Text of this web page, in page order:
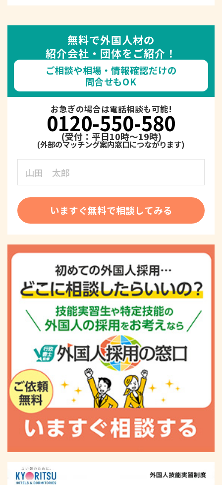
無料で外国人材の
紹介会社・団体をご紹介！
ご相談や相場・情報確認だけの
問合せもOK
お急ぎの場合は電話相談も可能!
0120-550-580
(受付：平日10時～19時)
いますぐ無料で相談してみる